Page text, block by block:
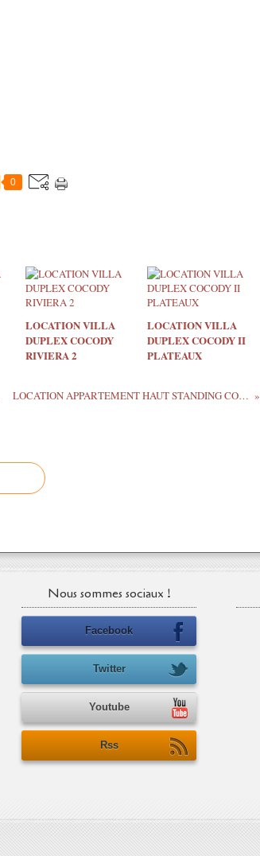
0
LOCATION VILLA
DUPLEX COCODY
RIVIERA 2
LOCATION VILLA
DUPLEX COCODY II
PLATEAUX
LOCATION APPARTEMENT HAUT STANDING COCODY RIVIERA
Nous sommes sociaux !
Facebook
Twitter
Youtube
Rss